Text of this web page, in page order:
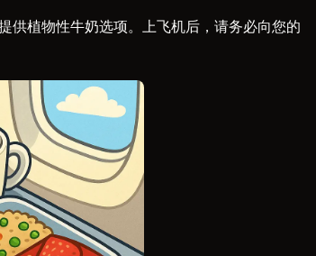
供植物性牛奶选项。上飞机后，请务必向您的